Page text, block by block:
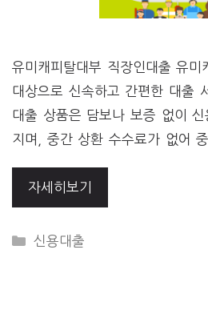
유미캐피탈대부 직장인대출 유미
대상으로 신속하고 간편한 대출
대출 상품은 담보나 보증 없이 신
지며, 중간 상환 수수료가 없어
자세히보기
CATEGORIES
신용대출